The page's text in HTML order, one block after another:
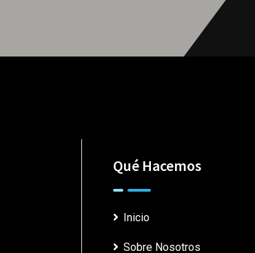
Qué Hacemos
Inicio
Sobre Nosotros